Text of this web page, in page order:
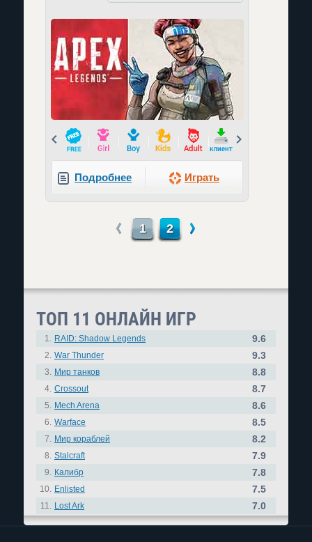
Prev
Подробнее Играть
←1 2
ТОП 11 ОНЛАЙН ИГР
1. RAID: Shadow Legends 9.6
2. War Thunder 9.3
3. Мир танков 8.8
4. Crossout 8.7
5. Mech Arena 8.6
6. Warface 8.5
7. Мир кораблей 8.2
8. Stalcraft 7.9
9. Калибр 7.8
10. Enlisted 7.5
11. Lost Ark 7.0